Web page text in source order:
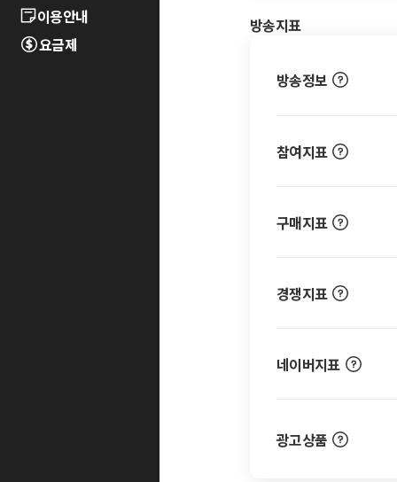
이용안내
요금제
방송지표
방송정보
참여지표
구매지표
경쟁지표
네이버지표
광고상품